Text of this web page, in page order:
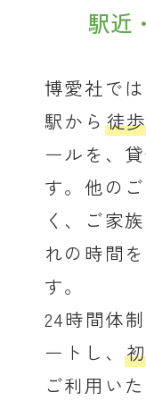
駅近
博愛社で
駅から 徒
ールを、
す。他の
く、ご家
れの時間
す。
24時間体
ートし、
ご利用い